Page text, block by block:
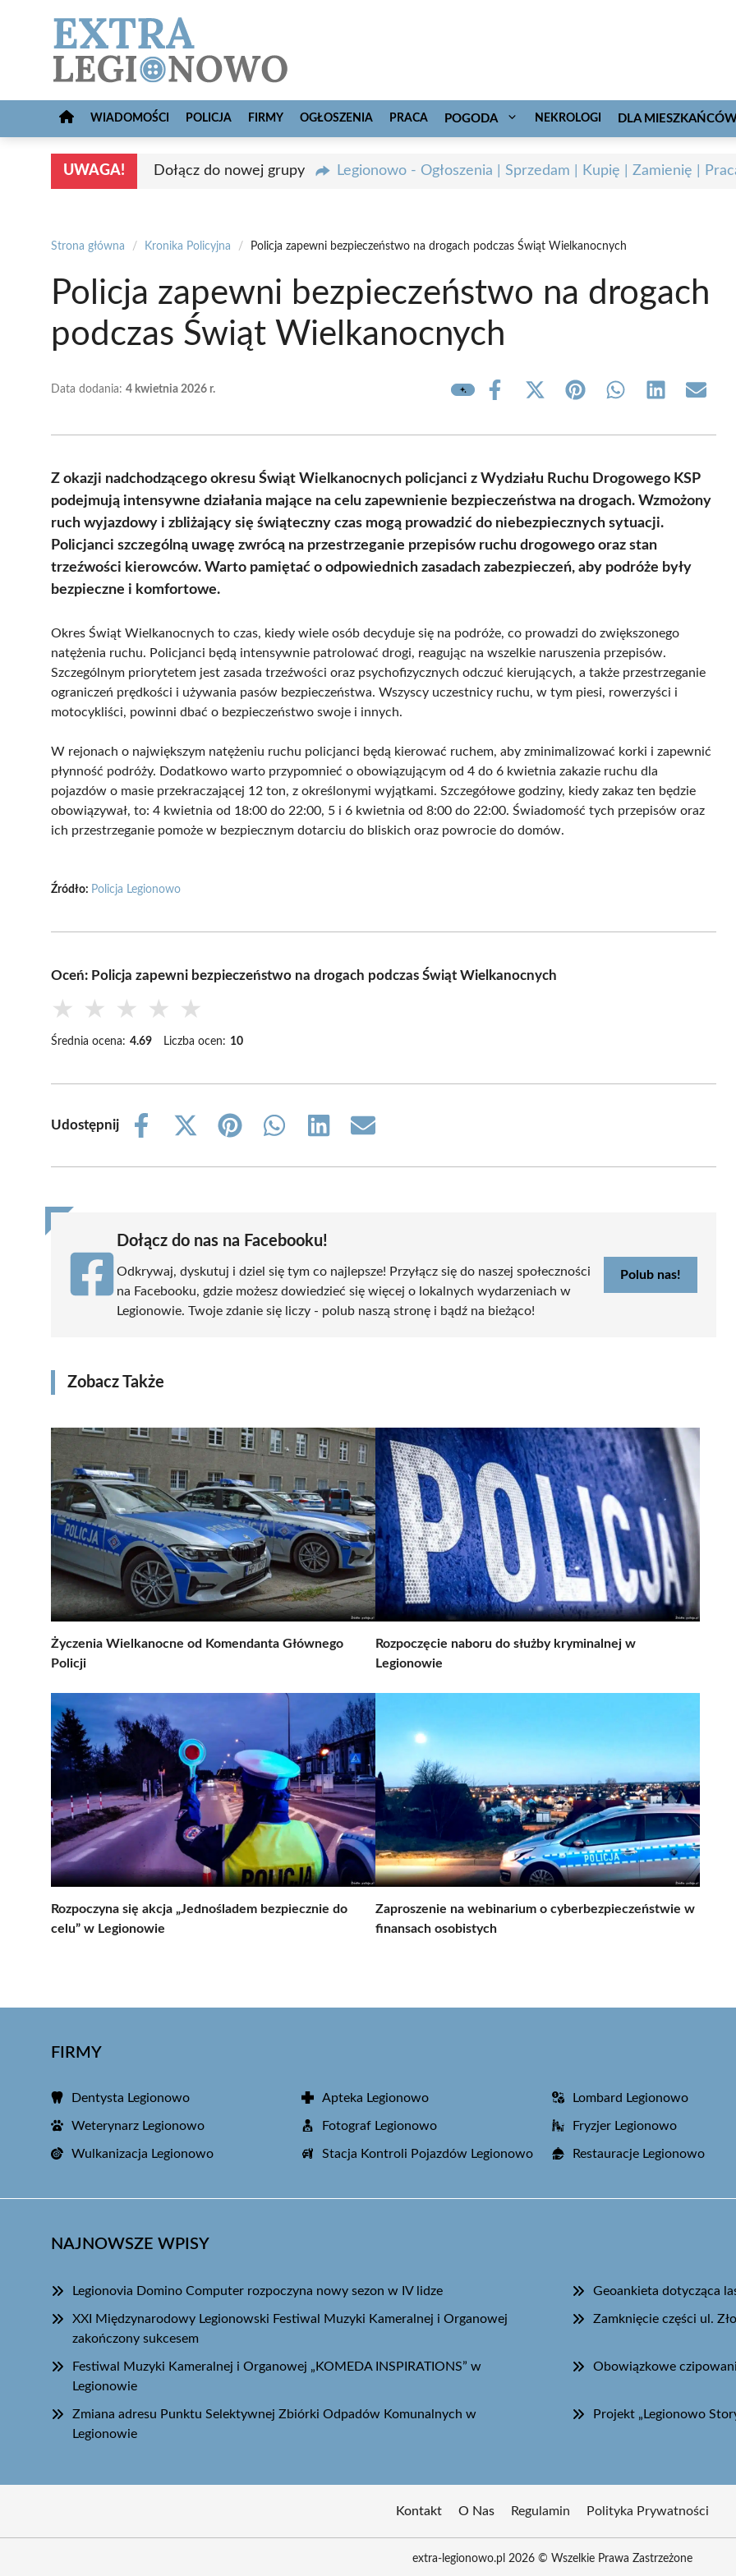
WIADOMOŚCI POLICJA FIRMY OGŁOSZENIA PRACA POGODA NEKROLOGI DLA
UWAGA! Dołącz do nowej grupy Legionowo - Ogłoszenia | Sprzedam | Kupię | Zamienię |
Strona główna / Kronika Policyjna / Policja zapewni bezpieczeństwo na drogach podczas Świąt Wielkanocnych
Policja zapewni bezpieczeństwo na drogach
podczas Świąt Wielkanocnych
Data dodania: 4 kwietnia 2026 r.
Share
Share
(Twitter)
Share Share Share Share
Z okazji nadchodzącego okresu Świąt Wielkanocnych policjanci z Wydziału Ruchu Drogowego KSP
podejmują intensywne działania mające na celu zapewnienie bezpieczeństwa na drogach. Wzmożony
ruch wyjazdowy i zbliżający się świąteczny czas mogą prowadzić do niebezpiecznych sytuacji.
Policjanci szczególną uwagę zwrócą na przestrzeganie przepisów ruchu drogowego oraz stan
trzeźwości kierowców. Warto pamiętać o odpowiednich zasadach zabezpieczeń, aby podróże były
bezpieczne i komfortowe.
Okres Świąt Wielkanocnych to czas, kiedy wiele osób decyduje się na podróże, co prowadzi do zwiększonego
natężenia ruchu. Policjanci będą intensywnie patrolować drogi, reagując na wszelkie naruszenia przepisów.
Szczególnym priorytetem jest zasada trzeźwości oraz psychofizycznych odczuć kierujących, a także przestrzeganie
ograniczeń prędkości i używania pasów bezpieczeństwa. Wszyscy uczestnicy ruchu, w tym piesi, rowerzyści i
motocykliści, powinni dbać o bezpieczeństwo swoje i innych.
W rejonach o największym natężeniu ruchu policjanci będą kierować ruchem, aby zminimalizować korki i zapewnić
płynność podróży. Dodatkowo warto przypomnieć o obowiązującym od 4 do 6 kwietnia zakazie ruchu dla
pojazdów o masie przekraczającej 12 ton, z określonymi wyjątkami. Szczegółowe godziny, kiedy zakaz ten będzie
obowiązywał, to: 4 kwietnia od 18:00 do 22:00, 5 i 6 kwietnia od 8:00 do 22:00. Świadomość tych przepisów oraz
ich przestrzeganie pomoże w bezpiecznym dotarciu do bliskich oraz powrocie do domów.
Źródło: Policja Legionowo
Oceń: Policja zapewni bezpieczeństwo na drogach podczas Świąt Wielkanocnych
★ ★ ★ ★ ★
Średnia ocena: 4.69 Liczba ocen: 10
Udostępnij
Share
Share
(Twitter)
Share
Share
Share
Share
Dołącz do nas na Facebooku!
Odkrywaj, dyskutuj i dziel się tym co najlepsze! Przyłącz się do naszej społeczności
na Facebooku, gdzie możesz dowiedzieć się więcej o lokalnych wydarzeniach w
Legionowie. Twoje zdanie się liczy - polub naszą stronę i bądź na bieżąco!
Polub nas!
Zobacz Także
Życzenia Wielkanocne od Komendanta Głównego
Policji
Rozpoczęcie naboru do służby kryminalnej w
Legionowie
Rozpoczyna się akcja „Jednośladem bezpiecznie do
celu” w Legionowie
Zaproszenie na webinarium o cyberbezpieczeństwie w
finansach osobistych
FIRMY
Dentysta Legionowo Apteka Legionowo Lombard Legionowo
Weterynarz Legionowo Fotograf Legionowo Fryzjer Legionowo
Wulkanizacja Legionowo Stacja Kontroli Pojazdów Legionowo Restauracje Legionowo
NAJNOWSZE WPISY
Legionovia Domino Computer rozpoczyna nowy sezon w IV lidze Geoankieta dotycząca
XXI Międzynarodowy Legionowski Festiwal Muzyki Kameralnej i Organowej
zakończony sukcesem
Zamknięcie części ul.
Festiwal Muzyki Kameralnej i Organowej „KOMEDA INSPIRATIONS” w
Legionowie
Obowiązkowe
Zmiana adresu Punktu Selektywnej Zbiórki Odpadów Komunalnych w
Legionowie
Projekt „Legionowo
Kontakt O Nas Regulamin Polityka Prywatności
extra-legionowo.pl 2026 © Wszelkie Prawa Zastrzeżone